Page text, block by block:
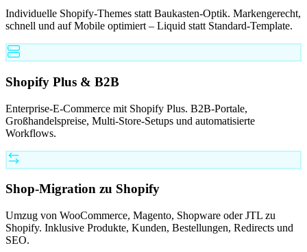
Individuelle Shopify-Themes statt Baukasten-Optik. Markengerecht,
schnell und auf Mobile optimiert – Liquid statt Standard-Template.
Shopify Plus & B2B
Enterprise-E-Commerce mit Shopify Plus. B2B-Portale,
Großhandelspreise, Multi-Store-Setups und automatisierte
Workflows.
Shop-Migration zu Shopify
Umzug von WooCommerce, Magento, Shopware oder JTL zu
Shopify. Inklusive Produkte, Kunden, Bestellungen, Redirects und
SEO.